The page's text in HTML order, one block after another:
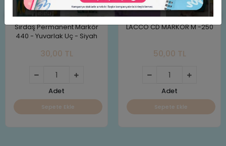
Sırdaş Permanent Markör
440 - Yuvarlak Uç - Siyah
30,00 TL
Adet
Sepete Ekle
LACCO CD MARKÖR M -250
50,00 TL
Adet
Sepete Ekle